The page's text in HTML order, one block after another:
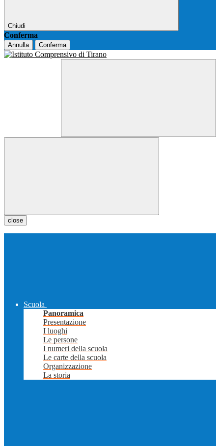
Chiudi
Conferma
Annulla Conferma
close
Scuola
Panoramica
Presentazione
I luoghi
Le persone
I numeri della scuola
Le carte della scuola
Organizzazione
La storia